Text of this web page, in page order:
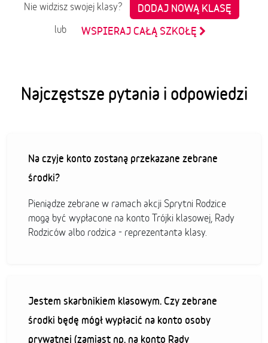
Nie widzisz swojej klasy?
DODAJ NOWĄ KLASĘ
lub
WSPIERAJ CAŁĄ SZKOŁĘ
Najczęstsze pytania i odpowiedzi
Na czyje konto zostaną przekazane zebrane
środki?
Pieniądze zebrane w ramach akcji Sprytni Rodzice
mogą być wypłacone na konto Trójki klasowej, Rady
Rodziców albo rodzica - reprezentanta klasy.
Jestem skarbnikiem klasowym. Czy zebrane
środki będę mógł wypłacić na konto osoby
prywatnej (zamiast np. na konto Rady